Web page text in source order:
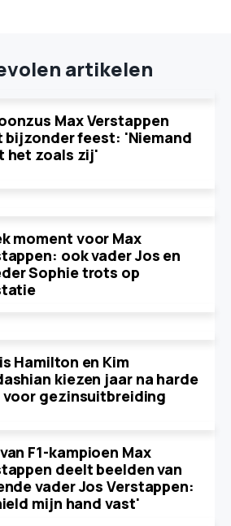
artikelen
Max Verstappen
bijzonder feest: 'Niemand
het zoals zij'
moment voor Max
ook vader Jos en
Sophie trots op
Hamilton en Kim
kiezen jaar na harde
voor gezinsuitbreiding
F1-kampioen Max
deelt beelden van
vader Jos Verstappen:
mijn hand vast'